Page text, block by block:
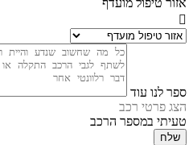
אזור טיפול מועדף
ספר לנו עוד
הצג פרטי רכב
טעיתי במספר הרכב
שלח